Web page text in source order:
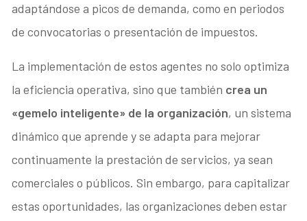
adaptándose a picos de demanda, como en periodos
de convocatorias o presentación de impuestos.
La implementación de estos agentes no solo optimiza
la eficiencia operativa, sino que también crea un
«gemelo inteligente» de la organización, un sistema
dinámico que aprende y se adapta para mejorar
continuamente la prestación de servicios, ya sean
comerciales o públicos. Sin embargo, para capitalizar
estas oportunidades, las organizaciones deben estar